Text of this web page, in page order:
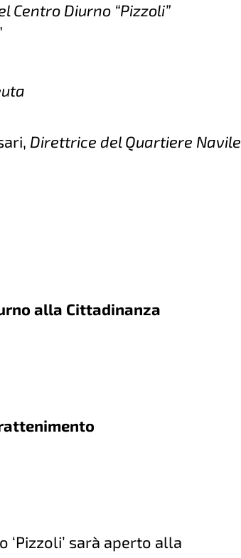
Centro Diurno “Pizzoli”
Direttrice del Quartiere Navile
alla Cittadinanza
sarà aperto alla